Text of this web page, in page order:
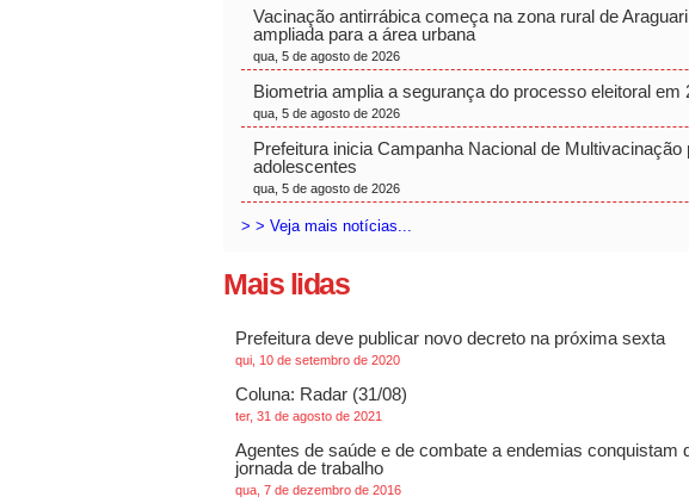
Vacinação antirrábica começa na zona rural de
ampliada para a área urbana
qua, 5 de agosto de 2026
Biometria amplia a segurança do processo eleitoral em
qua, 5 de agosto de 2026
Prefeitura inicia Campanha Nacional de Multivacinação
adolescentes
qua, 5 de agosto de 2026
> > Veja mais notícias...
Mais lidas
Prefeitura deve publicar novo decreto na próxima sexta
qui, 10 de setembro de 2020
Coluna: Radar (31/08)
ter, 31 de agosto de 2021
Agentes de saúde e de combate a endemias conquistam
jornada de trabalho
qua, 7 de dezembro de 2016